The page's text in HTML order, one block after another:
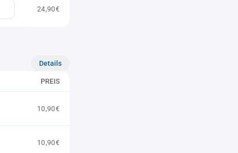
24,90€
Details
PREIS
10,90€
10,90€